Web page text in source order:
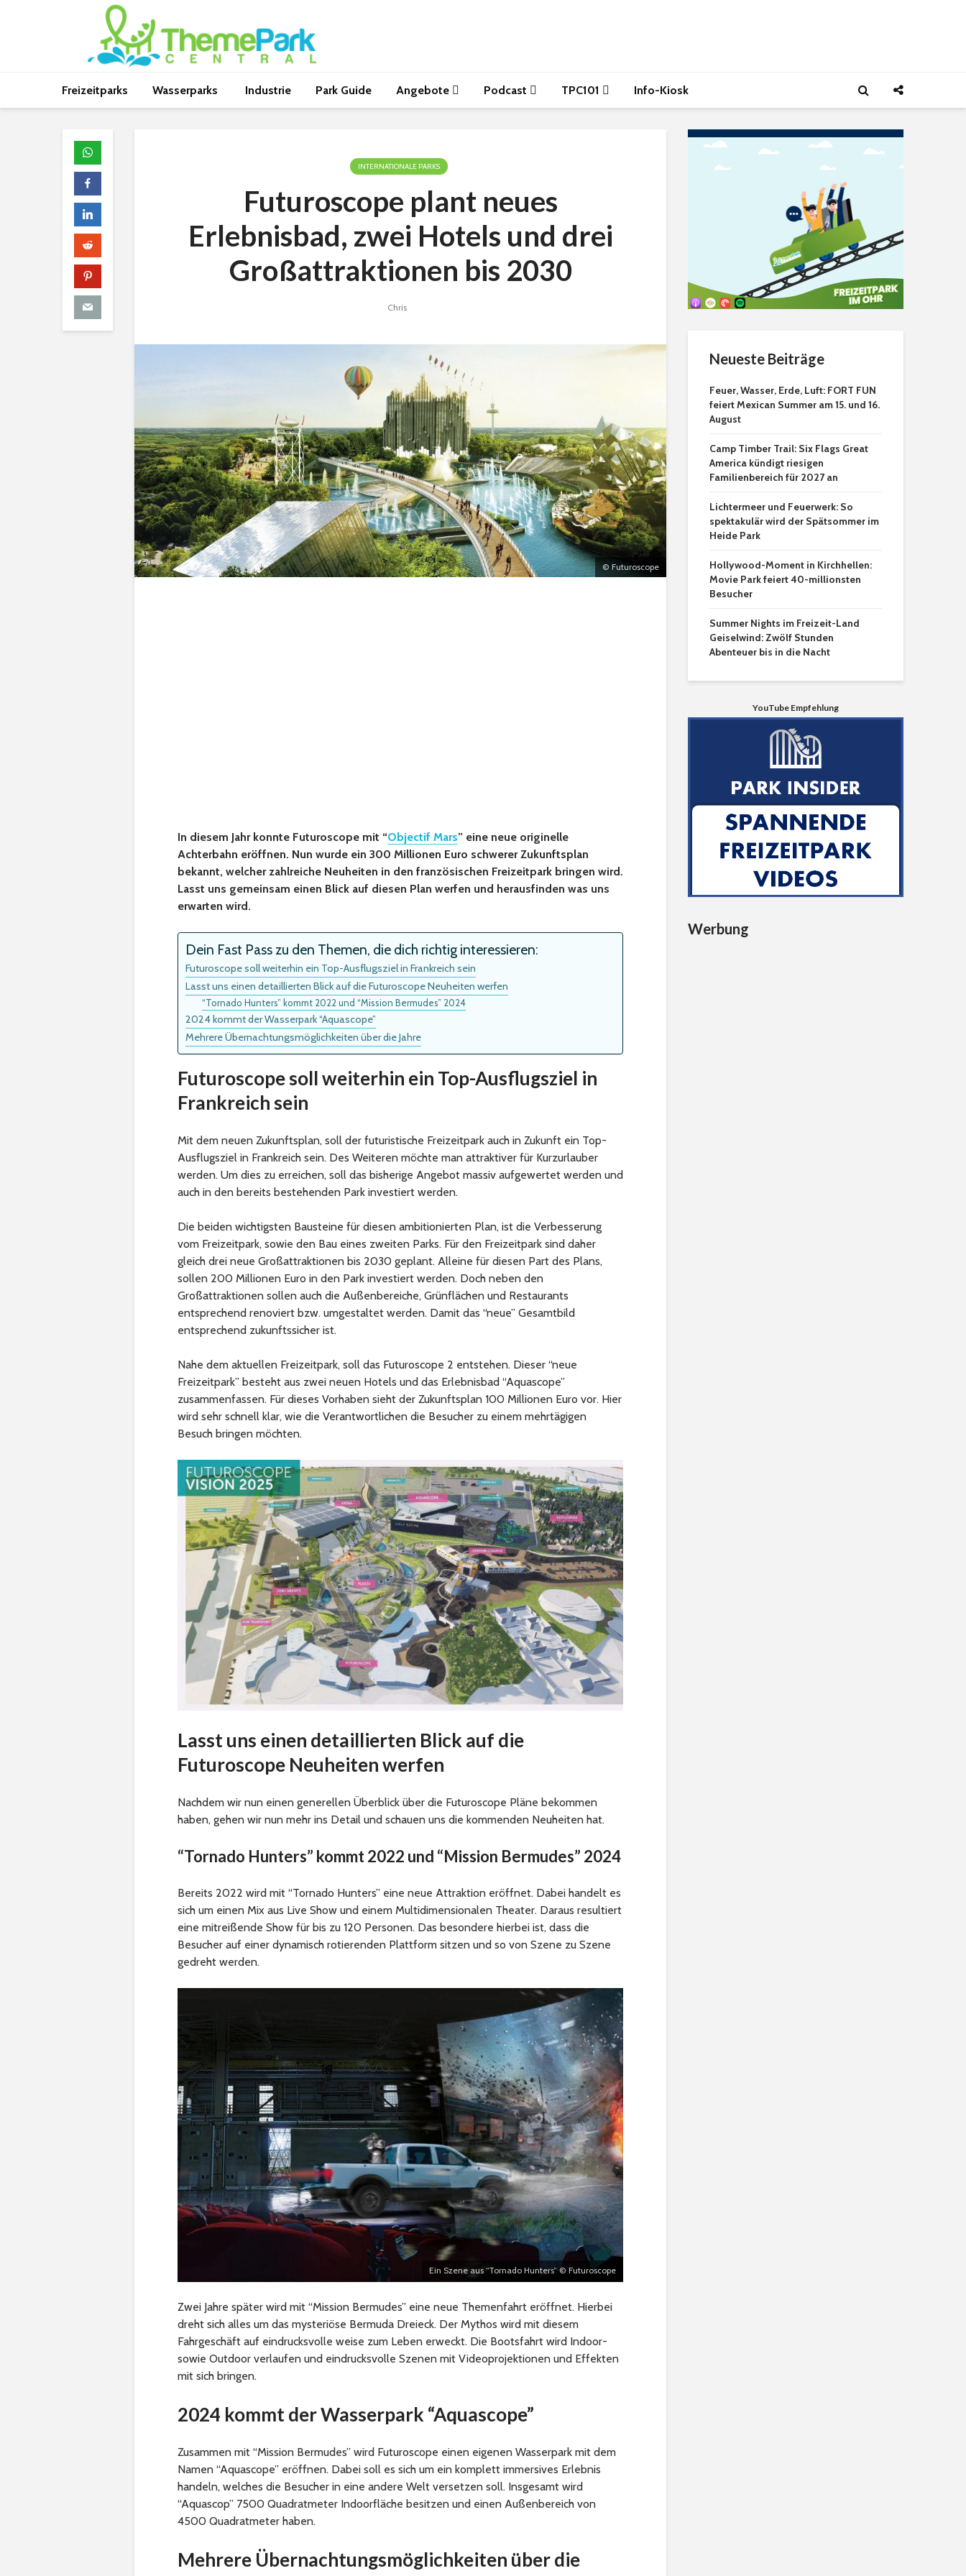
Freizeitparks Wasserparks Industrie Park Guide Angebote Podcast TPC101 Info-Kiosk
INTERNATIONALE PARKS
Futuroscope plant neues
Erlebnisbad, zwei Hotels und drei
Großattraktionen bis 2030
Chris
© Futuroscope
In diesem Jahr konnte Futuroscope mit “Objectif Mars” eine neue originelle
Achterbahn eröffnen. Nun wurde ein 300 Millionen Euro schwerer Zukunftsplan
bekannt, welcher zahlreiche Neuheiten in den französischen Freizeitpark bringen wird.
Lasst uns gemeinsam einen Blick auf diesen Plan werfen und herausfinden was uns
erwarten wird.
Dein Fast Pass zu den Themen, die dich richtig interessieren:
Futuroscope soll weiterhin ein Top-Ausflugsziel in Frankreich sein
Lasst uns einen detaillierten Blick auf die Futuroscope Neuheiten werfen
“Tornado Hunters” kommt 2022 und “Mission Bermudes” 2024
2024 kommt der Wasserpark “Aquascope”
Mehrere Übernachtungsmöglichkeiten über die Jahre
Futuroscope soll weiterhin ein Top-Ausflugsziel in
Frankreich sein
Mit dem neuen Zukunftsplan, soll der futuristische Freizeitpark auch in Zukunft ein Top-
Ausflugsziel in Frankreich sein. Des Weiteren möchte man attraktiver für Kurzurlauber
werden. Um dies zu erreichen, soll das bisherige Angebot massiv aufgewertet werden und
auch in den bereits bestehenden Park investiert werden.
Die beiden wichtigsten Bausteine für diesen ambitionierten Plan, ist die Verbesserung
vom Freizeitpark, sowie den Bau eines zweiten Parks. Für den Freizeitpark sind daher
gleich drei neue Großattraktionen bis 2030 geplant. Alleine für diesen Part des Plans,
sollen 200 Millionen Euro in den Park investiert werden. Doch neben den
Großattraktionen sollen auch die Außenbereiche, Grünflächen und Restaurants
entsprechend renoviert bzw. umgestaltet werden. Damit das “neue” Gesamtbild
entsprechend zukunftssicher ist.
Nahe dem aktuellen Freizeitpark, soll das Futuroscope 2 entstehen. Dieser “neue
Freizeitpark” besteht aus zwei neuen Hotels und das Erlebnisbad “Aquascope”
zusammenfassen. Für dieses Vorhaben sieht der Zukunftsplan 100 Millionen Euro vor. Hier
wird sehr schnell klar, wie die Verantwortlichen die Besucher zu einem mehrtägigen
Besuch bringen möchten.
Lasst uns einen detaillierten Blick auf die
Futuroscope Neuheiten werfen
Nachdem wir nun einen generellen Überblick über die Futuroscope Pläne bekommen
haben, gehen wir nun mehr ins Detail und schauen uns die kommenden Neuheiten hat.
“Tornado Hunters” kommt 2022 und “Mission Bermudes” 2024
Bereits 2022 wird mit “Tornado Hunters” eine neue Attraktion eröffnet. Dabei handelt es
sich um einen Mix aus Live Show und einem Multidimensionalen Theater. Daraus resultiert
eine mitreißende Show für bis zu 120 Personen. Das besondere hierbei ist, dass die
Besucher auf einer dynamisch rotierenden Plattform sitzen und so von Szene zu Szene
gedreht werden.
Ein Szene aus “Tornado Hunters” © Futuroscope
Zwei Jahre später wird mit “Mission Bermudes” eine neue Themenfahrt eröffnet. Hierbei
dreht sich alles um das mysteriöse Bermuda Dreieck. Der Mythos wird mit diesem
Fahrgeschäft auf eindrucksvolle weise zum Leben erweckt. Die Bootsfahrt wird Indoor-
sowie Outdoor verlaufen und eindrucksvolle Szenen mit Videoprojektionen und Effekten
mit sich bringen.
2024 kommt der Wasserpark “Aquascope”
Zusammen mit “Mission Bermudes” wird Futuroscope einen eigenen Wasserpark mit dem
Namen “Aquascope” eröffnen. Dabei soll es sich um ein komplett immersives Erlebnis
handeln, welches die Besucher in eine andere Welt versetzen soll. Insgesamt wird
“Aquascop” 7500 Quadratmeter Indoorfläche besitzen und einen Außenbereich von
4500 Quadratmeter haben.
Mehrere Übernachtungsmöglichkeiten über die
Neueste Beiträge
Feuer, Wasser, Erde, Luft: FORT FUN
feiert Mexican Summer am 15. und 16.
August
Camp Timber Trail: Six Flags Great
America kündigt riesigen
Familienbereich für 2027 an
Lichtermeer und Feuerwerk: So
spektakulär wird der Spätsommer im
Heide Park
Hollywood-Moment in Kirchhellen:
Movie Park feiert 40-millionsten
Besucher
Summer Nights im Freizeit-Land
Geiselwind: Zwölf Stunden
Abenteuer bis in die Nacht
YouTube Empfehlung
Werbung